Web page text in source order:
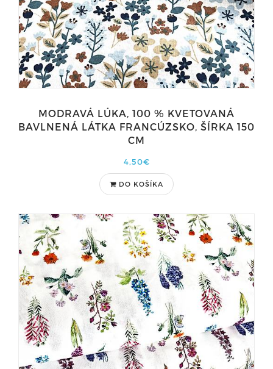
MODRAVÁ LÚKA, 100 % KVETOVANÁ
BAVLNENÁ LÁTKA FRANCÚZSKO, ŠÍRKA 150
CM
4,50€
DO KOŠÍKA